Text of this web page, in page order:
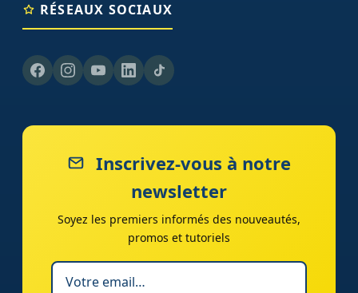
RÉSEAUX SOCIAUX
Inscrivez-vous à notre
newsletter
Soyez les premiers informés des nouveautés,
promos et tutoriels